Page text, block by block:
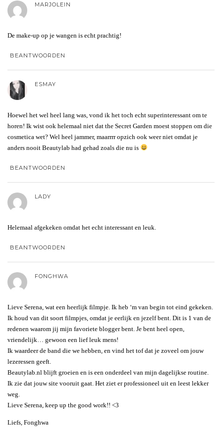
MARJOLEIN
De make-up op je wangen is echt prachtig!
BEANTWOORDEN
ESMAY
Hoewel het wel heel lang was, vond ik het toch echt superinteressant om te
horen! Ik wist ook helemaal niet dat the Secret Garden moest stoppen om die
cosmetica wet? Wel heel jammer, maarrrr opzich ook weer niet omdat je
anders nooit Beautylab had gehad zoals die nu is
BEANTWOORDEN
LADY
Helemaal afgekeken omdat het echt interessant en leuk.
BEANTWOORDEN
FONGHWA
Lieve Serena, wat een heerlijk filmpje. Ik heb ‘m van begin tot eind gekeken.
Ik houd van dit soort filmpjes, omdat je eerlijk en jezelf bent. Dit is 1 van de
redenen waarom jij mijn favoriete blogger bent. Je bent heel open,
vriendelijk… gewoon een lief leuk mens!
Ik waardeer de band die we hebben, en vind het tof dat je zoveel om jouw
lezeressen geeft.
Beautylab.nl blijft groeien en is een onderdeel van mijn dagelijkse routine.
Ik zie dat jouw site vooruit gaat. Het ziet er professioneel uit en leest lekker
weg.
Lieve Serena, keep up the good work!! <3
Liefs, Fonghwa